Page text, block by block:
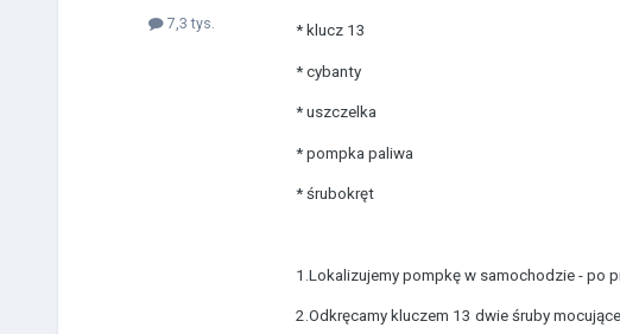
7,3 tys. * klucz 13
* cybanty
* uszczelka
* pompka paliwa
* śrubokręt
1.Lokalizujemy pompkę w samochodzie - po
2.Odkręcamy kluczem 13 dwie śruby